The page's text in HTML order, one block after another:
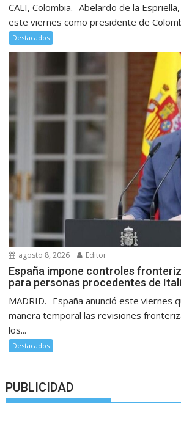
CALI, Colombia.- Abelardo de la
este viernes como presidente de
Destacados
agosto 8, 2026 Editor
España impone controles
para personas procedentes de
MADRID.- España anunció este viernes
manera temporal las revisiones
los...
Destacados
PUBLICIDAD